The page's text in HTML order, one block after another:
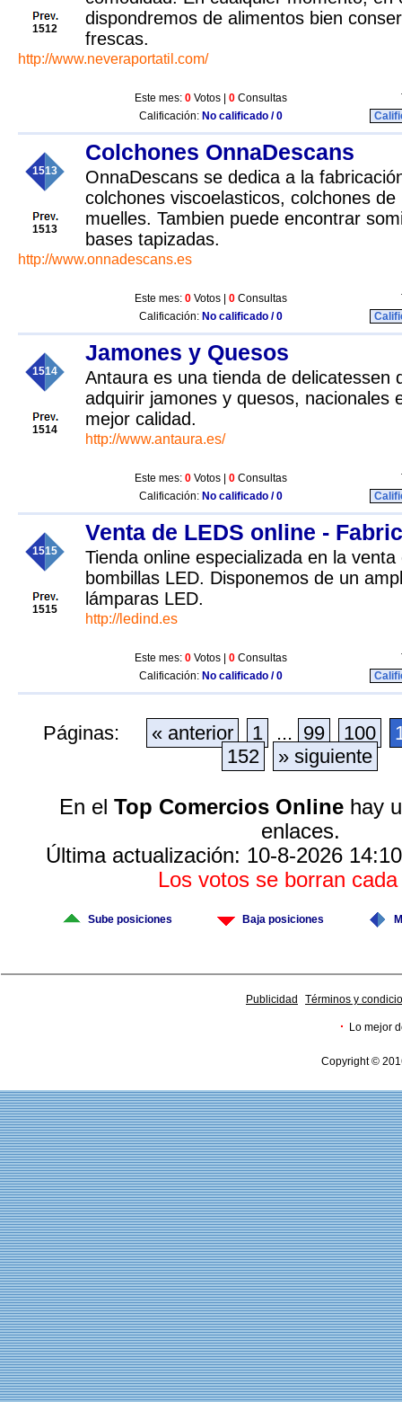
1512
dispondremos de alimentos bien
frescas.
http://www.neveraportatil.com/
Este mes: 0 Votos | 0 Consultas
Calificación: No calificado / 0
1513
1513
Colchones OnnaDescans
OnnaDescans se dedica a la
colchones viscoelasticos, colchones
muelles. Tambien puede encontrar
bases tapizadas.
http://www.onnadescans.es
Este mes: 0 Votos | 0 Consultas
Calificación: No calificado / 0
1514
1514
Jamones y Quesos
Antaura es una tienda de delicatessen
adquirir jamones y quesos, nacionales
mejor calidad.
http://www.antaura.es/
Este mes: 0 Votos | 0 Consultas
Calificación: No calificado / 0
1515
1515
Venta de LEDS online -
Tienda online especializada en la
bombillas LED. Disponemos de un
lámparas LED.
http://ledind.es
Este mes: 0 Votos | 0 Consultas
Calificación: No calificado / 0
Páginas: « anterior 1 ... 99 100
152
» siguiente
En el Top Comercios Onlinehay
enlaces.
Última actualización: 10-8-2026
Los votos se borran
Sube posiciones Baja posiciones
Publicidad Términos y
· Lo mejor
Copyright ©